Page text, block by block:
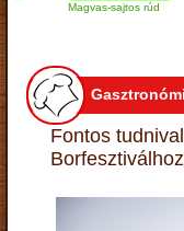
Magvas-sajtos rúd
Fontos